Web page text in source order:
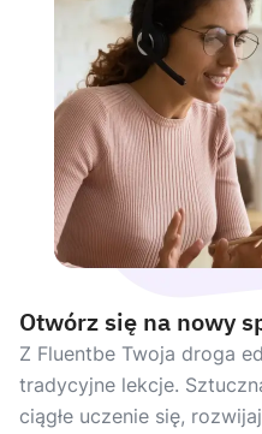
Otwórz się na nowy
Z Fluentbe Twoja droga
tradycyjne lekcje.
ciągłe uczenie się,